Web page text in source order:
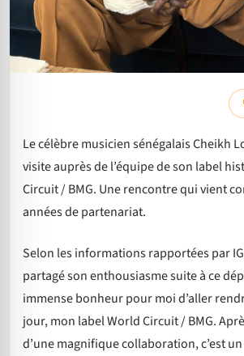
Le célèbre musicien sénégalais Cheikh
visite auprès de l’équipe de son label
Circuit / BMG. Une rencontre qui vient
années de partenariat.
Selon les informations rapportées par
partagé son enthousiasme suite à ce
immense bonheur pour moi d’aller
jour, mon label World Circuit / BMG.
d’une magnifique collaboration, c’est